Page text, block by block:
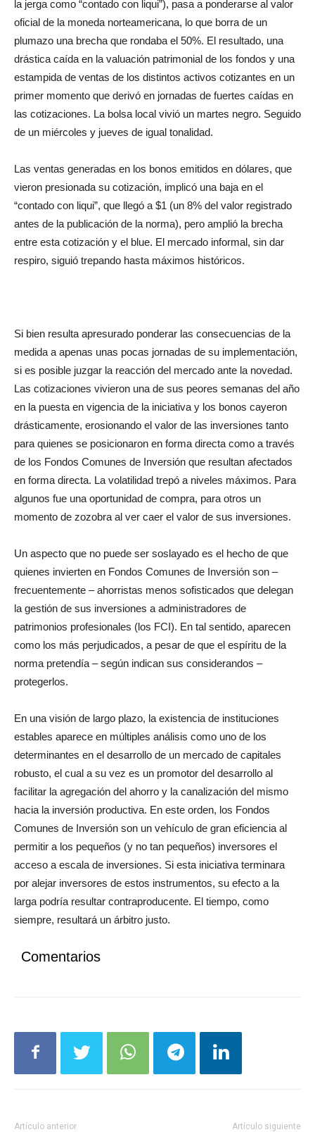
la jerga como “contado con liqui”), pasa a ponderarse al valor
oficial de la moneda norteamericana, lo que borra de un
plumazo una brecha que rondaba el 50%. El resultado, una
drástica caída en la valuación patrimonial de los fondos y una
estampida de ventas de los distintos activos cotizantes en un
primer momento que derivó en jornadas de fuertes caídas en
las cotizaciones. La bolsa local vivió un martes negro. Seguido
de un miércoles y jueves de igual tonalidad.
Las ventas generadas en los bonos emitidos en dólares, que
vieron presionada su cotización, implicó una baja en el
“contado con liqui”, que llegó a $1 (un 8% del valor registrado
antes de la publicación de la norma), pero amplió la brecha
entre esta cotización y el blue. El mercado informal, sin dar
respiro, siguió trepando hasta máximos históricos.
Si bien resulta apresurado ponderar las consecuencias de la
medida a apenas unas pocas jornadas de su implementación,
si es posible juzgar la reacción del mercado ante la novedad.
Las cotizaciones vivieron una de sus peores semanas del año
en la puesta en vigencia de la iniciativa y los bonos cayeron
drásticamente, erosionando el valor de las inversiones tanto
para quienes se posicionaron en forma directa como a través
de los Fondos Comunes de Inversión que resultan afectados
en forma directa. La volatilidad trepó a niveles máximos. Para
algunos fue una oportunidad de compra, para otros un
momento de zozobra al ver caer el valor de sus inversiones.
Un aspecto que no puede ser soslayado es el hecho de que
quienes invierten en Fondos Comunes de Inversión son –
frecuentemente – ahorristas menos sofisticados que delegan
la gestión de sus inversiones a administradores de
patrimonios profesionales (los FCI). En tal sentido, aparecen
como los más perjudicados, a pesar de que el espíritu de la
norma pretendía – según indican sus considerandos –
protegerlos.
En una visión de largo plazo, la existencia de instituciones
estables aparece en múltiples análisis como uno de los
determinantes en el desarrollo de un mercado de capitales
robusto, el cual a su vez es un promotor del desarrollo al
facilitar la agregación del ahorro y la canalización del mismo
hacia la inversión productiva. En este orden, los Fondos
Comunes de Inversión son un vehículo de gran eficiencia al
permitir a los pequeños (y no tan pequeños) inversores el
acceso a escala de inversiones. Si esta iniciativa terminara
por alejar inversores de estos instrumentos, su efecto a la
larga podría resultar contraproducente. El tiempo, como
siempre, resultará un árbitro justo.
Comentarios
Artículo anterior Artículo siguiente